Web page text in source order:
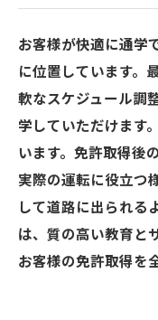
お客様が快適に通学
に位置しています。
軟なスケジュール調
学していただけます
います。免許取得後
実際の運転に役立つ
して道路に出られる
は、質の高い教育と
お客様の免許取得を